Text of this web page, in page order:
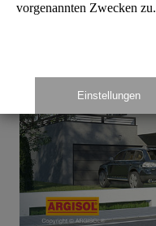
vorgenannten Zwecken zu.
Einstellungen